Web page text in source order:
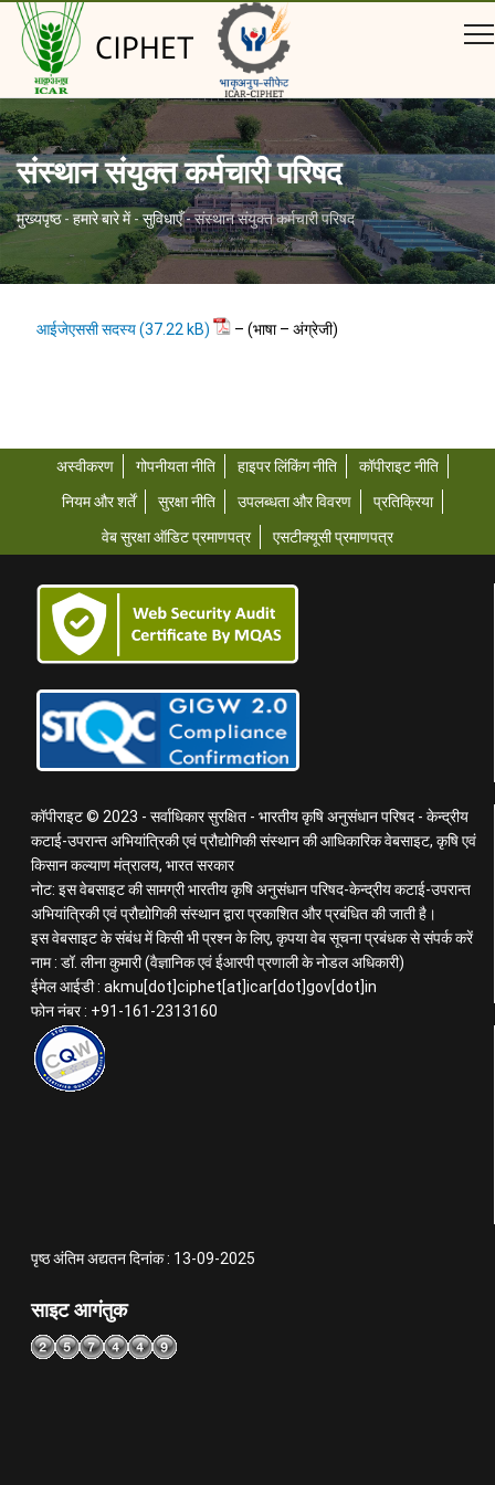
CIPHET
संस्थान संयुक्त कर्मचारी परिषद
मुख्यपृष्ठ - हमारे बारे में -सुविधाएँ-संस्थान संयुक्त कर्मचारी परिषद
आईजेएससी सदस्य –(भाषा – अंग्रेजी)
अस्वीकरण गोपनीयता नीति हाइपर लिंकिंग नीति
कॉपीराइट नीति
नियम और शर्तें
सुरक्षा नीति उपलब्धता और विवरण
प्रतिक्रिया
वेब सुरक्षा ऑडिट प्रमाणपत्र
एसटीक्यूसी प्रमाणपत्र
कॉपीराइट © 2023 - सर्वाधिकार सुरक्षित - भारतीय कृषि अनुसंधान परिषद - केन्द्रीय
कटाई-उपरान्त अभियांत्रिकी एवं प्रौद्योगिकी संस्थान की आधिकारिक वेबसाइट, कृषि एवं
किसान कल्याण मंत्रालय, भारत सरकार
नोट: इस वेबसाइट की सामग्री भारतीय कृषि अनुसंधान परिषद-केन्द्रीय कटाई-उपरान्त
अभियांत्रिकी एवं प्रौद्योगिकी संस्थान द्वारा प्रकाशित और प्रबंधित की जाती है।
इस वेबसाइट के संबंध में किसी भी प्रश्न के लिए, कृपया वेब सूचना प्रबंधक से संपर्क करें
नाम : डॉ. लीना कुमारी (वैज्ञानिक एवं ईआरपी प्रणाली के नोडल अधिकारी)
ईमेल आईडी : akmu[dot]ciphet[at]icar[dot]gov[dot]in
फोन नंबर : +91-161-2313160
पृष्ठ अंतिम अद्यतन दिनांक : 13-09-2025
साइट आगंतुक